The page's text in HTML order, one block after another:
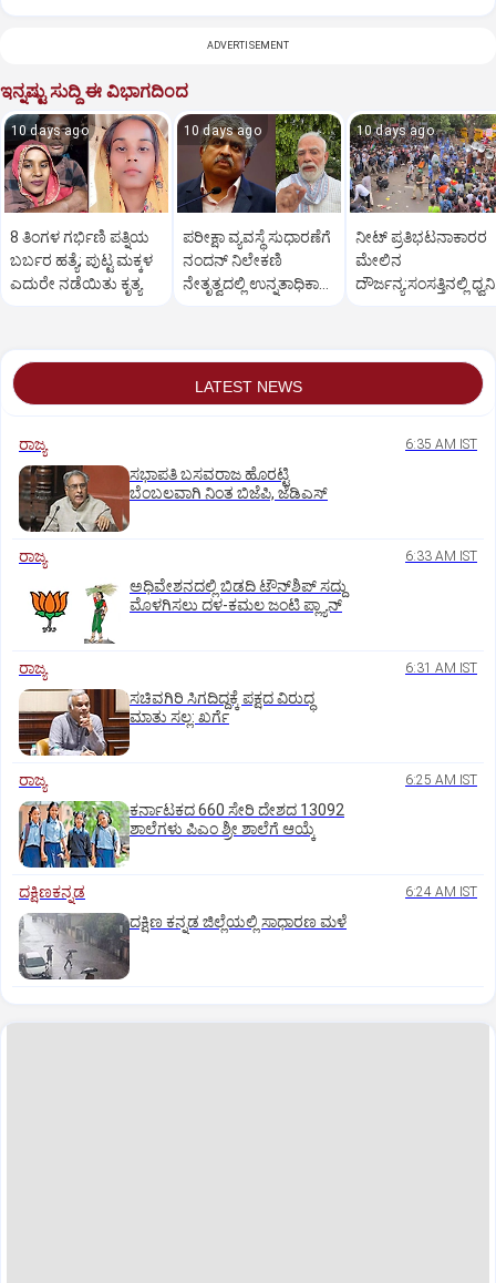
ADVERTISEMENT
ಇನ್ನಷ್ಟು ಸುದ್ದಿ ಈ ವಿಭಾಗದಿಂದ
10 days ago
8 ತಿಂಗಳ ಗರ್ಭಿಣಿ ಪತ್ನಿಯ
ಬರ್ಬರ ಹತ್ಯೆ; ಪುಟ್ಟ ಮಕ್ಕಳ
ಎದುರೇ ನಡೆಯಿತು ಕೃತ್ಯ
10 days ago
ಪರೀಕ್ಷಾ ವ್ಯವಸ್ಥೆ ಸುಧಾರಣೆಗೆ
ನಂದನ್ ನಿಲೇಕಣಿ
ನೇತೃತ್ವದಲ್ಲಿ ಉನ್ನತಾಧಿಕಾರ
10 days ago
ನೀಟ್ ಪ್ರತಿಭಟನಾಕಾರರ
ಮೇಲಿನ
ದೌರ್ಜನ್ಯ:ಸಂಸತ್ತಿನಲ್ಲಿ ಧ್ವನಿ
LATEST NEWS
ರಾಜ್ಯ 6:35 AM IST
ಸಭಾಪತಿ ಬಸವರಾಜ ಹೊರಟ್ಟಿ
ಬೆಂಬಲವಾಗಿ ನಿಂತ ಬಿಜೆಪಿ, ಜೆಡಿಎಸ್
ರಾಜ್ಯ 6:33 AM IST
ಅಧಿವೇಶನದಲ್ಲಿ ಬಿಡದಿ ಟೌನ್‌ಶಿಪ್‌ ಸದ್ದು
ಮೊಳಗಿಸಲು ದಳ-ಕಮಲ ಜಂಟಿ ಪ್ಲ್ಯಾನ್‌
ರಾಜ್ಯ 6:31 AM IST
ಸಚಿವಗಿರಿ ಸಿಗದಿದ್ದಕ್ಕೆ ಪಕ್ಷದ ವಿರುದ್ಧ
ಮಾತು ಸಲ್ಲ: ಖರ್ಗೆ
ರಾಜ್ಯ 6:25 AM IST
ಕರ್ನಾಟಕದ 660 ಸೇರಿ ದೇಶದ 13092
ಶಾಲೆಗಳು ಪಿಎಂ ಶ್ರೀ ಶಾಲೆಗೆ ಆಯ್ಕೆ
ದಕ್ಷಿಣಕನ್ನಡ 6:24 AM IST
ದಕ್ಷಿಣ ಕನ್ನಡ ಜಿಲ್ಲೆಯಲ್ಲಿ ಸಾಧಾರಣ ಮಳೆ